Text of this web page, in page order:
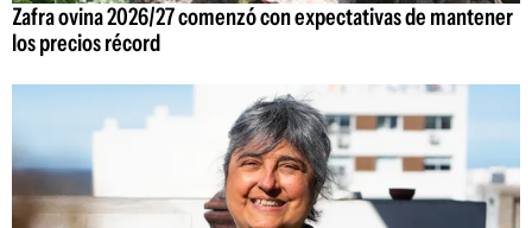
Zafra ovina 2026/27 comenzó con expectativas de mantener
los precios récord